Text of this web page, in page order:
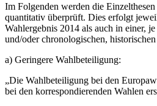
Im Folgenden werden die
quantitativ überprüft. Dies erfolgt
Wahlergebnis 2014 als auch in einer,
und/oder chronologischen,
a) Geringere Wahlbeteiligung:
„Die Wahlbeteiligung bei den
bei den korrespondierenden Wahlen